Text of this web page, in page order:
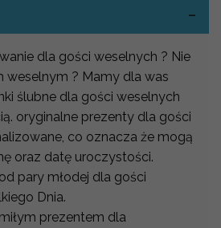
dla gości weselnych ? Nie
? Mamy dla was
ślubne dla gości weselnych
oryginalne prezenty dla gości
co oznacza że mogą
oraz datę uroczystości.
pary młodej dla gości
Dnia.
prezentem dla